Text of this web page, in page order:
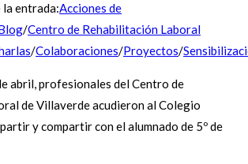
entrada:Acciones de
/Centro de Rehabilitación Laboral
/Colaboraciones/Proyectos/
abril, profesionales del Centro de
de Villaverde acudieron al Colegio
y compartir con el alumnado de 5º de